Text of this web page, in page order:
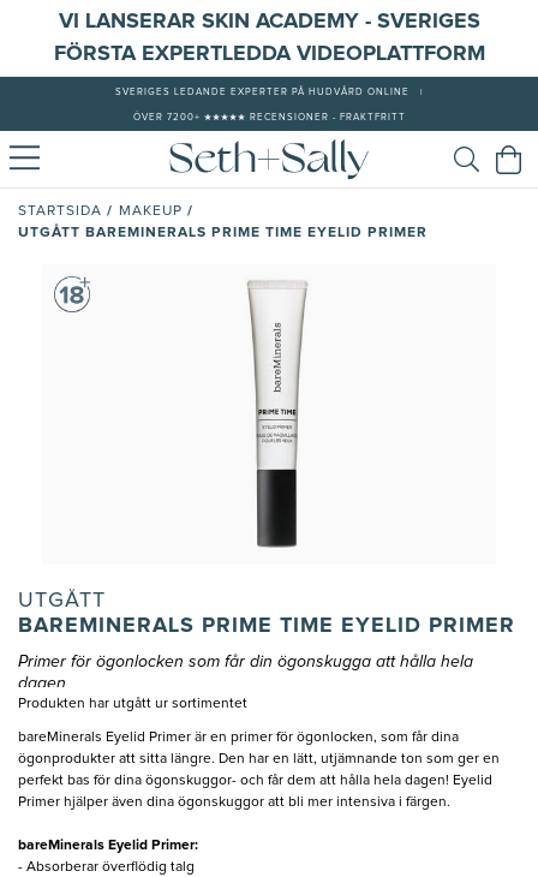
VI LANSERAR SKIN ACADEMY - SVERIGES
FÖRSTA EXPERTLEDDA VIDEOPLATTFORM
SVERIGES LEDANDE EXPERTER PÅ HUDVÅRD ONLINE
ÖVER 7200+ ★★★★★ RECENSIONER - FRAKTFRITT
STARTSIDA / MAKEUP /
UTGÅTT BAREMINERALS PRIME TIME EYELID PRIMER
UTGÅTT
BAREMINERALS PRIME TIME EYELID PRIMER
Primer för ögonlocken som får din ögonskugga att hålla hela
dagen
Produkten har utgått ur sortimentet
bareMinerals Eyelid Primer är en primer för ögonlocken, som får dina
ögonprodukter att sitta längre. Den har en lätt, utjämnande ton som ger en
perfekt bas för dina ögonskuggor- och får dem att hålla hela dagen! Eyelid
Primer hjälper även dina ögonskuggor att bli mer intensiva i färgen.
bareMinerals Eyelid Primer:
- Absorberar överflödig talg